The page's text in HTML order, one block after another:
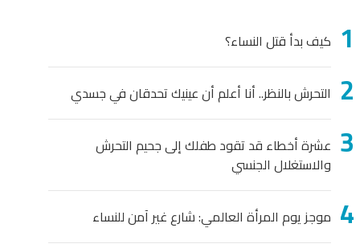
كيف بدأ قتل النساء؟
التحرش بالنظر.. أنا أعلم أن عينيك تحدقان في جسدي
عشرة أخطاء قد تقود طفلك إلى جحيم التحرش
والاستغلال الجنسي
موجز يوم المرأة العالمي: شارع غير آمن للنساء